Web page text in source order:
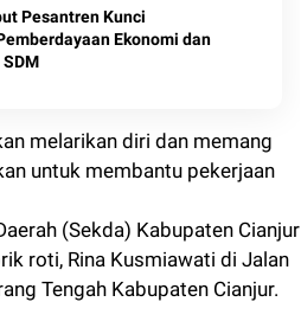
Pesantren Kunci
Ekonomi dan
melarikan diri dan memang
untuk membantu pekerjaan
(Sekda) Kabupaten Cianjur
roti, Rina Kusmiawati di Jalan
Tengah Kabupaten Cianjur.